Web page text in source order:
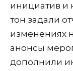
инициатив и
тон задали
изменениях
анонсы
дополнили